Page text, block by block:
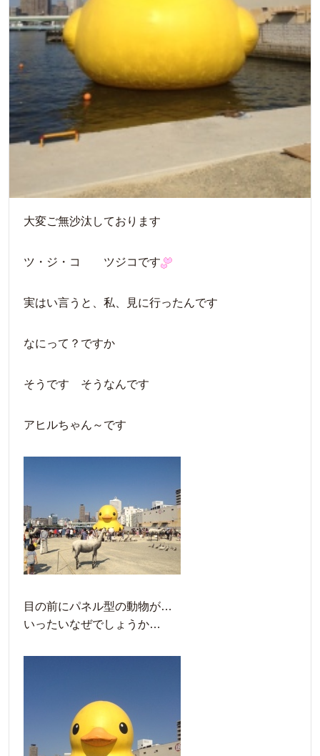
大変ご無沙汰しております
ツ・ジ・コ ツジコです
実はい言うと、私、見に行ったんです
なにって？ですか
そうです そうなんです
アヒルちゃん～です
目の前にパネル型の動物が…
いったいなぜでしょうか…